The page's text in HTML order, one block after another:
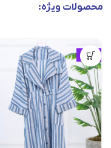
محصولات ویژه:
ویژه